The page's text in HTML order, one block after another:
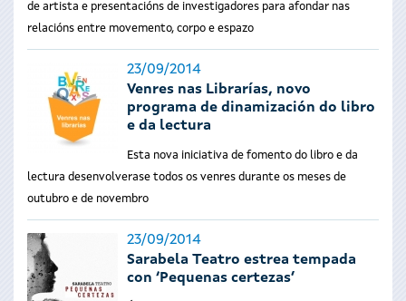
de artista e presentacións de investigadores para afondar nas
relacións entre movemento, corpo e espazo
23/09/2014
Venres nas Librarías, novo
programa de dinamización do libro
e da lectura
Esta nova iniciativa de fomento do libro e da
lectura desenvolverase todos os venres durante os meses de
outubro e de novembro
23/09/2014
Sarabela Teatro estrea tempada
con ‘Pequenas certezas’